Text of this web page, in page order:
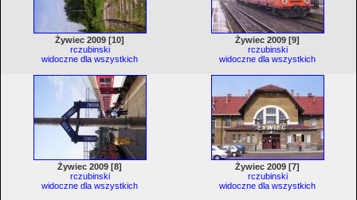
Żywiec 2009 [10]
rczubinski
widoczne dla wszystkich
Żywiec 2009 [9]
rczubinski
widoczne dla wszystkich
Żywiec 2009 [8]
rczubinski
widoczne dla wszystkich
Żywiec 2009 [7]
rczubinski
widoczne dla wszystkich